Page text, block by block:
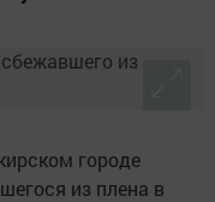
городе
из плена в